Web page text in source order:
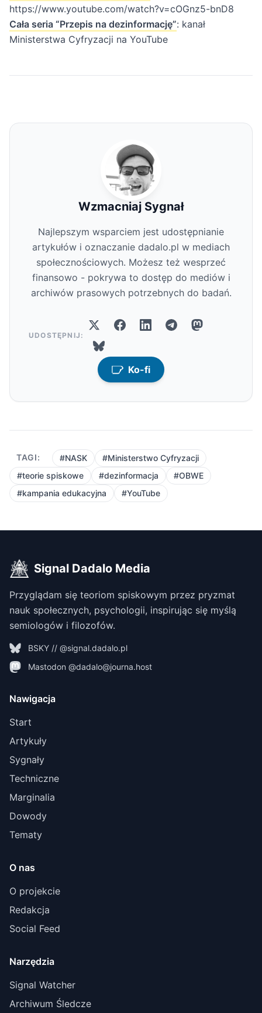
https://www.youtube.com/watch?v=cOGnz5-bnD8
Cała seria “Przepis na dezinformację”: kanał
Ministerstwa Cyfryzacji na YouTube
Wzmacniaj Sygnał
Najlepszym wsparciem jest udostępnianie
artykułów i oznaczanie dadalo.pl w mediach
społecznościowych. Możesz też wesprzeć
finansowo - pokrywa to dostęp do mediów i
archiwów prasowych potrzebnych do badań.
UDOSTĘPNIJ:
Ko-fi
TAGI: #NASK
#Ministerstwo Cyfryzacji
#teorie spiskowe
#dezinformacja
#OBWE
#kampania edukacyjna
#YouTube
Signal Dadalo Media
Przyglądam się teoriom spiskowym przez pryzmat
nauk społecznych, psychologii, inspirując się myślą
semiologów i filozofów.
BSKY // @signal.dadalo.pl
Mastodon @dadalo@journa.host
Nawigacja
Start
Artykuły
Sygnały
Techniczne
Marginalia
Dowody
Tematy
O nas
O projekcie
Redakcja
Social Feed
Narzędzia
Signal Watcher
Archiwum Śledcze